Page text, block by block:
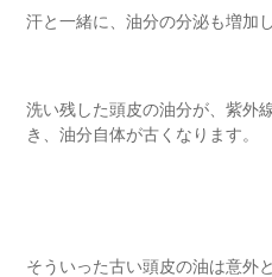
汗と一緒に、油分の分泌も増加し
洗い残した頭皮の油分が、紫外
き、油分自体が古くなります。
そういった古い頭皮の油は意外